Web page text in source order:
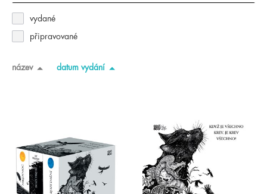
vydané
připravované
název datum vydání